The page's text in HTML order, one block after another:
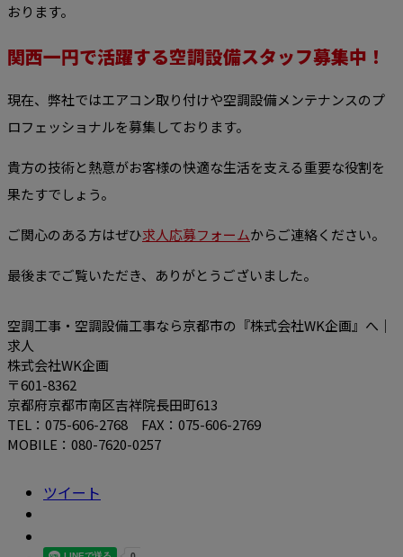
おります。
関西一円で活躍する空調設備スタッフ募集中！
現在、弊社ではエアコン取り付けや空調設備メンテナンスのプ
ロフェッショナルを募集しております。
貴方の技術と熱意がお客様の快適な生活を支える重要な役割を
果たすでしょう。
ご関心のある方はぜひ求人応募フォームからご連絡ください。
最後までご覧いただき、ありがとうございました。
空調工事・空調設備工事なら京都市の『株式会社WK企画』へ｜
求人
株式会社WK企画
〒601-8362
京都府京都市南区吉祥院長田町613
TEL：075-606-2768 FAX：075-606-2769
MOBILE：080-7620-0257
ツイート